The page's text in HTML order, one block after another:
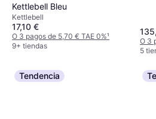
Kettlebell Bleu
Kettlebell
17,10 €
O 3 pagos de 5,70 € TAE 0%¹
9+ tiendas
O 3
5
Tendencia